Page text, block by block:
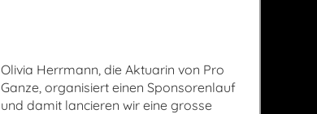
Olivia Herrmann, die Aktuarin von Pro
Ganze, organisiert einen Sponsorenlauf
und damit lancieren wir eine grosse